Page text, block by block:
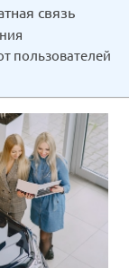
связь
пользователей